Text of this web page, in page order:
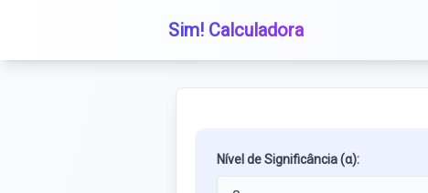
Sim! Calculadora
Nível de Significância (α):